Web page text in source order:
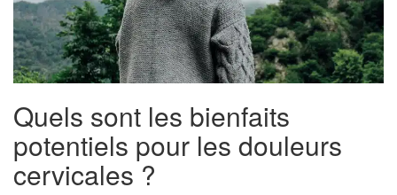
Quels sont les bienfaits
potentiels pour les douleurs
cervicales ?